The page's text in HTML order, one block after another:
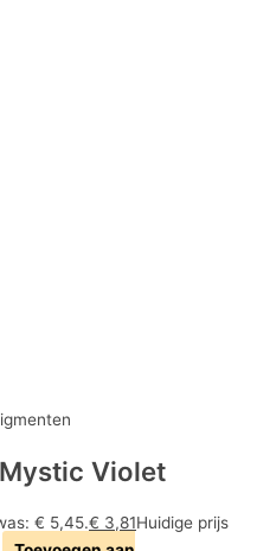
Mystic Violet
€ 5,45.€ 3,81Huidige prijs